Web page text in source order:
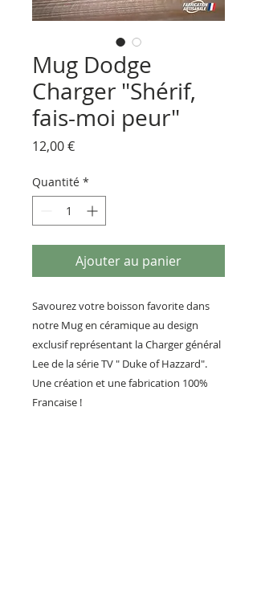
Mug Dodge
Charger "Shérif,
fais-moi peur"
12,00 €Prix
Quantité *
Ajouter au panier
Savourez votre boisson favorite dans
notre Mug en céramique au design
exclusif représentant la Charger général
Lee de la série TV " Duke of Hazzard".
Une création et une fabrication 100%
Française !